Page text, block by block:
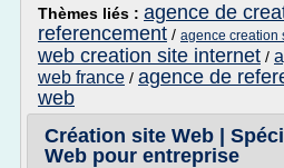
Thèmes liés : agence de
referencement / agence creation
web creation site internet /
web france / agence de
web
Création site Web |
Web pour entreprise